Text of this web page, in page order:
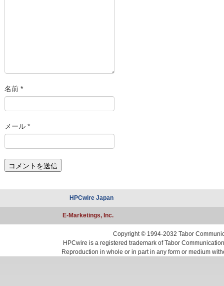
名前 *
メール *
HPCwire Japan
E-Marketings, Inc.
Copyright © 1994-2032 Tabor
HPCwire is a registered trademark of Tabor
Reproduction in whole or in part in any form or medium